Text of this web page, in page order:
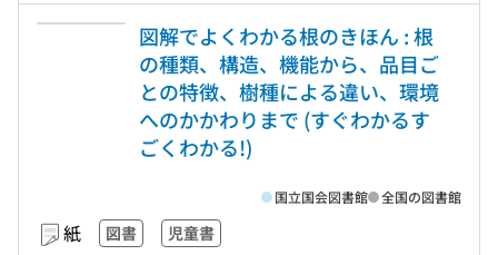
図解でよくわかる根のきほん : 根
の種類、構造、機能から、品目ご
との特徴、樹種による違い、環境
へのかかわりまで (すぐわかるす
ごくわかる!)
紙 図書 児童書
国立国会図書館 全国の図書館